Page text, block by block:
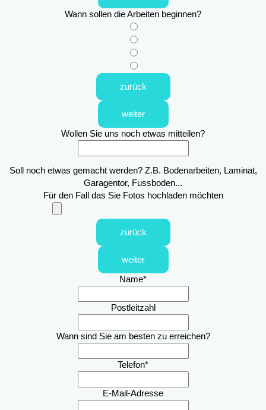
Wann sollen die Arbeiten beginnen?
zurück
weiter
Wollen Sie uns noch etwas mitteilen?
Soll noch etwas gemacht werden? Z.B. Bodenarbeiten, Laminat,
Garagentor, Fussboden...
Für den Fall das Sie Fotos hochladen möchten
zurück
weiter
Name*
Postleitzahl
Wann sind Sie am besten zu erreichen?
Telefon*
E-Mail-Adresse